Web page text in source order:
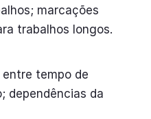
marcações
trabalhos longos.
entre tempo de
dependências da